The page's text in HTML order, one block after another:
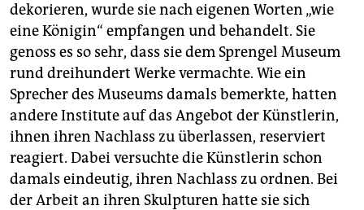
dekorieren, wurde sie nach eigenen Worten „wie
eine Königin“ empfangen und behandelt. Sie
genoss es so sehr, dass sie dem Sprengel Museum
rund dreihundert Werke vermachte. Wie ein
Sprecher des Museums damals bemerkte, hatten
andere Institute auf das Angebot der Künstlerin,
ihnen ihren Nachlass zu überlassen, reserviert
reagiert. Dabei versuchte die Künstlerin schon
damals eindeutig, ihren Nachlass zu ordnen. Bei
der Arbeit an ihren Skulpturen hatte sie sich